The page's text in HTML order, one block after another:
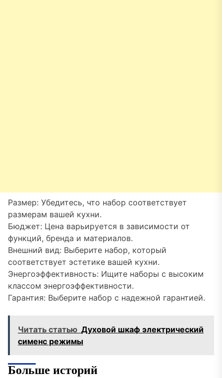
Размер: Убедитесь, что набор соответствует
размерам вашей кухни.
Бюджет: Цена варьируется в зависимости от
функций, бренда и материалов.
Внешний вид: Выберите набор, который
соответствует эстетике вашей кухни.
Энергоэффективность: Ищите наборы с высоким
классом энергоэффективности.
Гарантия: Выберите набор с надежной гарантией.
Читать статью Духовой шкаф электрический
сименс режимы
Больше историй